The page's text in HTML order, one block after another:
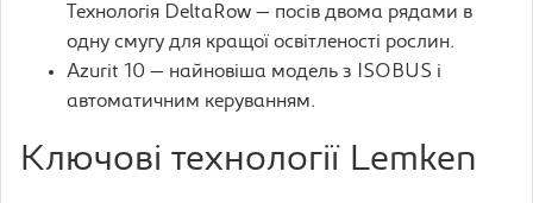
Технологія DeltaRow — посів двома рядами в
одну смугу для кращої освітленості рослин.
Azurit 10 — найновіша модель з ISOBUS і
автоматичним керуванням.
Ключові технології Lemken